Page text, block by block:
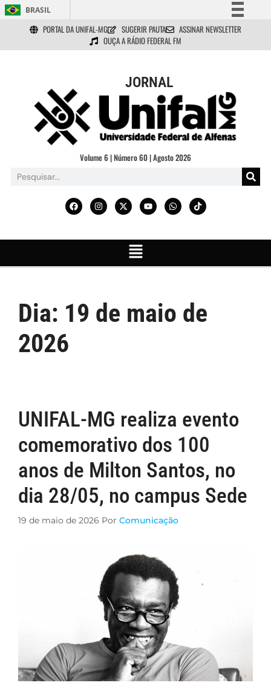
BRASIL
Simplifique!
Comunica BR
Acesso à informação
Legislação
Canais
PORTAL DA UNIFAL-MG SUGERIR PAUTA
ASSINAR NEWSLETTER
OUÇA A RÁDIO FEDERAL FM
JORNAL
Volume 6 | Número 60 | Agosto 2026
Dia: 19 de maio de
2026
UNIFAL-MG realiza evento
comemorativo dos 100
anos de Milton Santos, no
dia 28/05, no campus Sede
19 de maio de 2026 Por Comunicação